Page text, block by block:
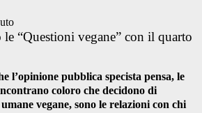
“Questioni vegane” con il quarto
l’opinione pubblica specista pensa, le
coloro che decidono di
vegane, sono le relazioni con chi